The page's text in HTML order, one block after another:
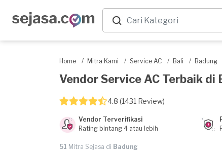
Home / Mitra Kami / Service AC / Bali / Badung
Vendor Service AC Terbaik di
4.8 (1431 Review)
Vendor Terverifikasi
Rating bintang 4 atau lebih
51 Mitra Sejasa di Badung